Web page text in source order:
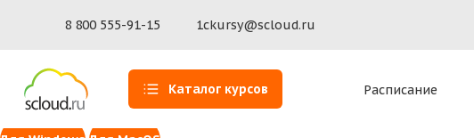
Установите программу Scloud.ru — наше собственное
Инструмент для удаленной помощи Scloud
Сервис удаленного доступа к рабочей станции пользователя —
8 800 555-91-15 1ckursy@scloud.ru
Каталог курсов Расписание